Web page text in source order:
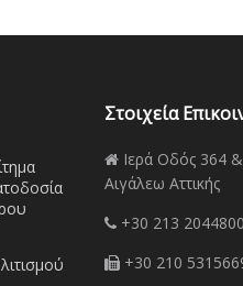
Στοιχεία
Ιερά Οδός 364
Αιγάλεω Αττικής
+30 213 2044800
+30 210